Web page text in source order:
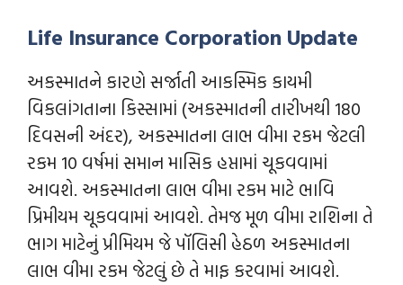
Life Insurance Corporation Update
અકસ્માતને કારણે સર્જાતી આકસ્મિક કાયમી
વિકલાંગતાના કિસ્સામાં (અકસ્માતની તારીખથી 180
દિવસની અંદર), અકસ્માતના લાભ વીમા રકમ જેટલી
રકમ 10 વર્ષમાં સમાન માસિક હપ્તામાં ચૂકવવામાં
આવશે. અકસ્માતના લાભ વીમા રકમ માટે ભાવિ
પ્રિમીયમ ચૂકવવામાં આવશે. તેમજ મૂળ વીમા રાશિના તે
ભાગ માટેનું પ્રીમિયમ જે પૉલિસી હેઠળ અકસ્માતના
લાભ વીમા રકમ જેટલું છે તે માફ કરવામાં આવશે.